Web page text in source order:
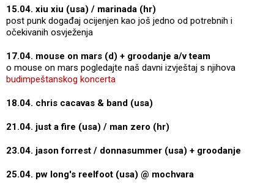
15.04. xiu xiu (usa) / marinada (hr)
post punk događaj ocijenjen kao još jedno od potrebnih i
očekivanih osvježenja
17.04. mouse on mars (d) + groodanje a/v team
o mouse on mars pogledajte naš davni izvještaj s njihova
budimpeštanskog koncerta
18.04. chris cacavas & band (usa)
21.04. just a fire (usa) / man zero (hr)
23.04. jason forrest / donnasummer (usa) + groodanje
25.04. pw long's reelfoot (usa) @ mochvara